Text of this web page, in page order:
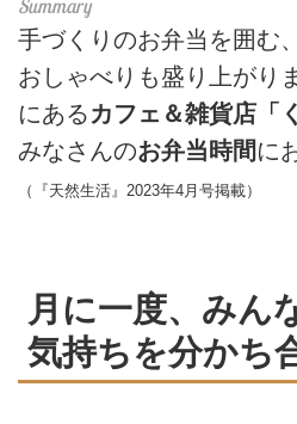
手づくりのお弁当を囲む
おしゃべりも盛り上がり
にあるカフェ＆雑貨店「
みなさんのお弁当時間 に
（『天然生活』2023年4月号掲載）
月に一度、みん
気持ちを分かち